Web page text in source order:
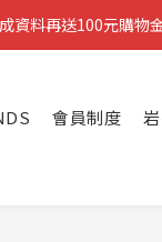
資料再送100元購物
資料再送100元購物
得200元購物金
會員制度